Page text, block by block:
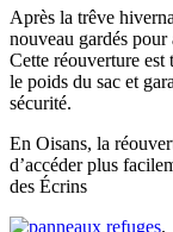
Après la trêve
nouveau gardés
Cette réouverture est
le poids du sac et
sécurité.
En Oisans, la
d’accéder plus
des Écrins
.